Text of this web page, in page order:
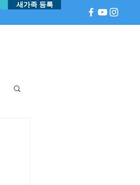
새가족 등록